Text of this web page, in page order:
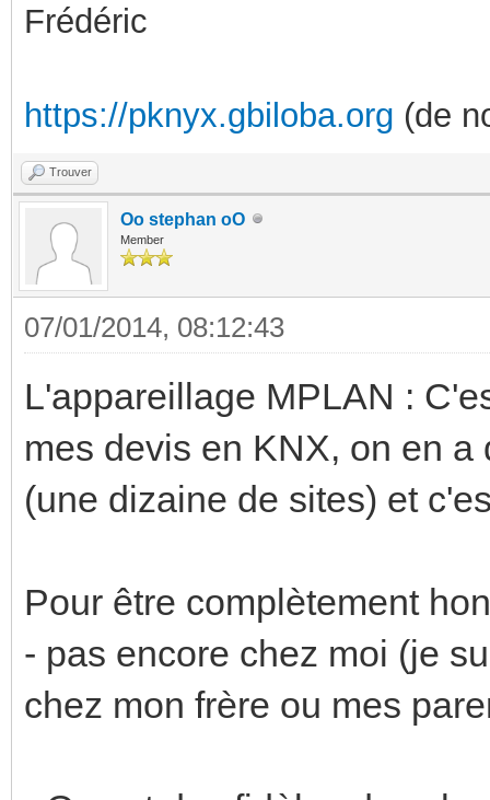
Frédéric
https://pknyx.gbiloba.org (de
Trouver
Oo stephan oO
Member
07/01/2014, 08:12:43
L'appareillage MPLAN :
mes devis en KNX, on en
(une dizaine de sites) et
Pour être complètement
- pas encore chez moi (je
chez mon frère ou mes